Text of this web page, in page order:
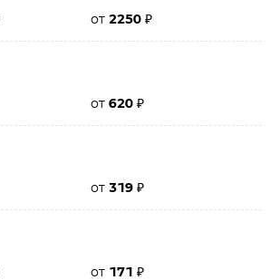
от 2250 ₽
от 620 ₽
от 319 ₽
от 171 ₽